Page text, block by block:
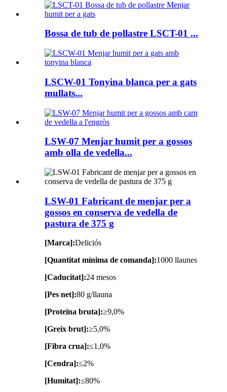
Bossa de tub de pollastre LSCT-01 ...
LSCW-01 Tonyina blanca per a gats
mullats...
LSW-07 Menjar humit per a gossos
amb olla de vedella...
LSW-01 Fabricant de menjar per a
gossos en conserva de vedella de
pastura de 375 g
[Marca]:Deliciós
[Quantitat mínima de comanda]:1000 llaunes
[Caducitat]:24 mesos
[Pes net]:80 g/llauna
[Proteïna bruta]:≥9,0%
[Greix brut]:≥5,0%
[Fibra crua]:≤1,0%
[Cendra]:≤2%
[Humitat]:≤80%